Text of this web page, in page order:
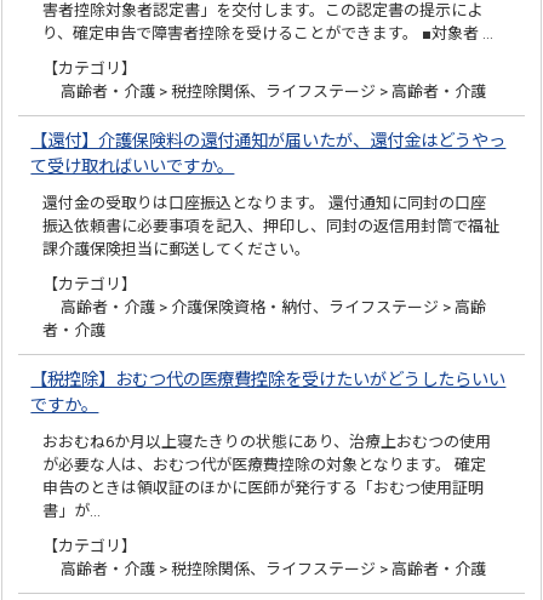
害者控除対象者認定書」を交付します。この認定書の提示によ
り、確定申告で障害者控除を受けることができます。 ■対象者 …
【カテゴリ】
高齢者・介護 > 税控除関係、ライフステージ > 高齢者・介護
【還付】介護保険料の還付通知が届いたが、還付金はどうやっ
て受け取ればいいですか。
還付金の受取りは口座振込となります。 還付通知に同封の口座
振込依頼書に必要事項を記入、押印し、同封の返信用封筒で福祉
課介護保険担当に郵送してください。
【カテゴリ】
高齢者・介護 > 介護保険資格・納付、ライフステージ > 高齢
者・介護
【税控除】おむつ代の医療費控除を受けたいがどうしたらいい
ですか。
おおむね6か月以上寝たきりの状態にあり、治療上おむつの使用
が必要な人は、おむつ代が医療費控除の対象となります。 確定
申告のときは領収証のほかに医師が発行する「おむつ使用証明
書」が…
【カテゴリ】
高齢者・介護 > 税控除関係、ライフステージ > 高齢者・介護